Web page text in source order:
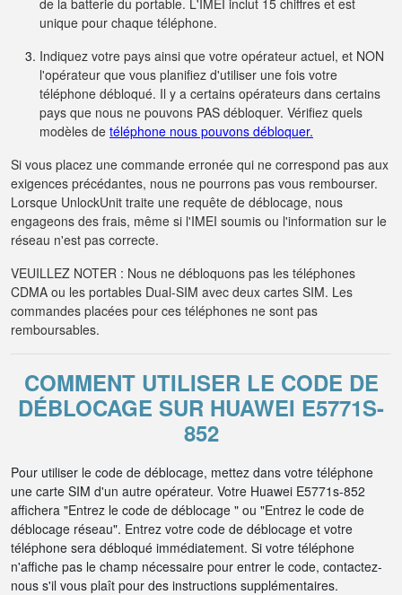
de la batterie du portable. L'IMEI inclut 15 chiffres et est
unique pour chaque téléphone.
Indiquez votre pays ainsi que votre opérateur actuel, et NON
l'opérateur que vous planifiez d'utiliser une fois votre
téléphone débloqué. Il y a certains opérateurs dans certains
pays que nous ne pouvons PAS débloquer. Vérifiez quels
modèles de téléphone nous pouvons débloquer.
Si vous placez une commande erronée qui ne correspond pas aux
exigences précédantes, nous ne pourrons pas vous rembourser.
Lorsque UnlockUnit traite une requête de déblocage, nous
engageons des frais, même si l'IMEI soumis ou l'information sur le
réseau n'est pas correcte.
VEUILLEZ NOTER : Nous ne débloquons pas les téléphones
CDMA ou les portables Dual-SIM avec deux cartes SIM. Les
commandes placées pour ces téléphones ne sont pas
remboursables.
COMMENT UTILISER LE CODE DE
DÉBLOCAGE SUR HUAWEI E5771S-
852
Pour utiliser le code de déblocage, mettez dans votre téléphone
une carte SIM d'un autre opérateur. Votre Huawei E5771s-852
affichera "Entrez le code de déblocage " ou "Entrez le code de
déblocage réseau". Entrez votre code de déblocage et votre
téléphone sera débloqué immédiatement. Si votre téléphone
n'affiche pas le champ nécessaire pour entrer le code, contactez-
nous s'il vous plaît pour des instructions supplémentaires.